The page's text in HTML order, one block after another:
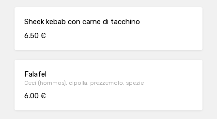
Sheek kebab con carne di tacchino
6.50 €
Falafel
Ceci (hommos), cipolla, prezzemolo, spezie
6.00 €